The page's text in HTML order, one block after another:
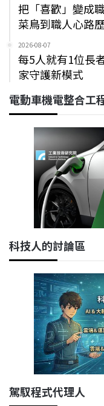
把「喜歡」變成
菜鳥到職人心路
2026-08-07
每5人就有1位長
家守護新模式
電動車機電整合工
科技人的討論區
駕馭程式代理人